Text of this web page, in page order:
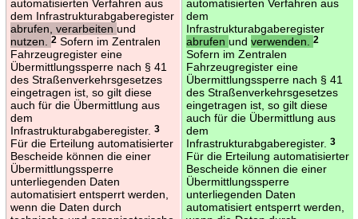
automatisierten Verfahren aus
dem Infrastrukturabgaberegister
abrufen, verarbeiten und
nutzen.
2Sofern im Zentralen
Fahrzeugregister eine
Übermittlungssperre nach § 41
des Straßenverkehrsgesetzes
eingetragen ist, so gilt diese
auch für die Übermittlung aus
dem
Infrastrukturabgaberegister. 3
Für die Erteilung automatisierter
Bescheide können die einer
Übermittlungssperre
unterliegenden Daten
automatisiert entsperrt werden,
wenn die Daten durch
automatisierten Verfahren aus
dem
Infrastrukturabgaberegister
abrufen und verwenden. 2
Sofern im Zentralen
Fahrzeugregister eine
Übermittlungssperre nach § 41
des Straßenverkehrsgesetzes
eingetragen ist, so gilt diese
auch für die Übermittlung aus
dem
Infrastrukturabgaberegister. 3
Für die Erteilung automatisierter
Bescheide können die einer
Übermittlungssperre
unterliegenden Daten
automatisiert entsperrt werden,